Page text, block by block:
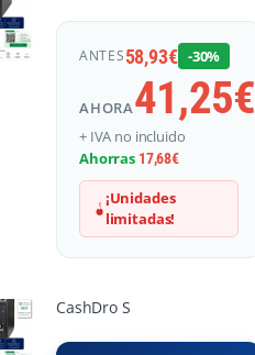
ANTES58,93€ -30%
AHORA41,25€
+ IVA no incluido
Ahorras 17,68€
¡Unidades
limitadas!
CashDro S